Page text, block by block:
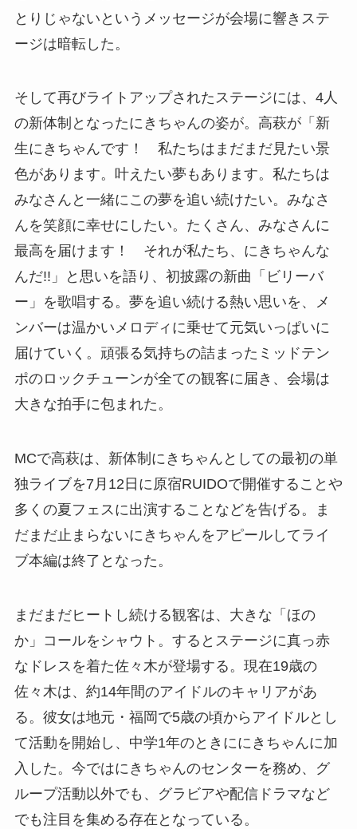
とりじゃないというメッセージが会場に響きステ
ージは暗転した。
そして再びライトアップされたステージには、4人
の新体制となったにきちゃんの姿が。高萩が「新
生にきちゃんです！ 私たちはまだまだ見たい景
色があります。叶えたい夢もあります。私たちは
みなさんと一緒にこの夢を追い続けたい。みなさ
んを笑顔に幸せにしたい。たくさん、みなさんに
最高を届けます！ それが私たち、にきちゃんな
んだ!!」と思いを語り、初披露の新曲「ビリーバ
ー」を歌唱する。夢を追い続ける熱い思いを、メ
ンバーは温かいメロディに乗せて元気いっぱいに
届けていく。頑張る気持ちの詰まったミッドテン
ポのロックチューンが全ての観客に届き、会場は
大きな拍手に包まれた。
MCで高萩は、新体制にきちゃんとしての最初の単
独ライブを7月12日に原宿RUIDOで開催することや
多くの夏フェスに出演することなどを告げる。ま
だまだ止まらないにきちゃんをアピールしてライ
ブ本編は終了となった。
まだまだヒートし続ける観客は、大きな「ほの
か」コールをシャウト。するとステージに真っ赤
なドレスを着た佐々木が登場する。現在19歳の
佐々木は、約14年間のアイドルのキャリアがあ
る。彼女は地元・福岡で5歳の頃からアイドルとし
て活動を開始し、中学1年のときににきちゃんに加
入した。今ではにきちゃんのセンターを務め、グ
ループ活動以外でも、グラビアや配信ドラマなど
でも注目を集める存在となっている。